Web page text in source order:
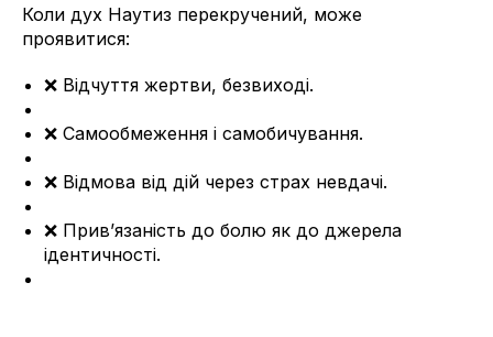
Коли дух Наутиз перекручений, може
проявитися:
❌ Відчуття жертви, безвиході.
❌ Самообмеження і самобичування.
❌ Відмова від дій через страх невдачі.
❌ Прив’язаність до болю як до джерела
ідентичності.